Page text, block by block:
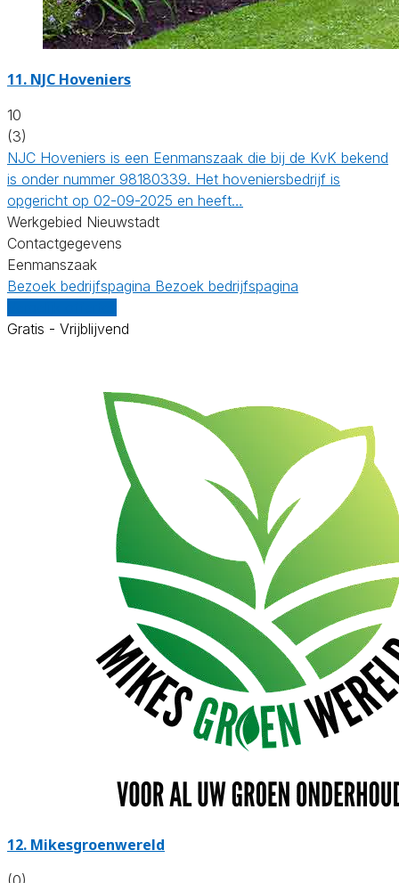
11. NJC Hoveniers
10
(3)
NJC Hoveniers is een Eenmanszaak die bij de KvK bekend
is onder nummer 98180339. Het hoveniersbedrijf is
opgericht op 02-09-2025 en heeft…
Werkgebied Nieuwstadt
Contactgegevens
Eenmanszaak
Bezoek bedrijfspagina Bezoek bedrijfspagina
Gratis - Vrijblijvend
12. Mikesgroenwereld